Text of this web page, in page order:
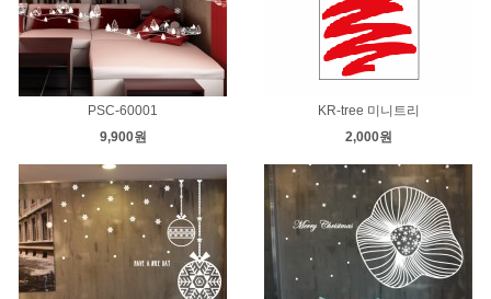
PSC-60001
9,900원
KR-tree 미니트리
2,000원